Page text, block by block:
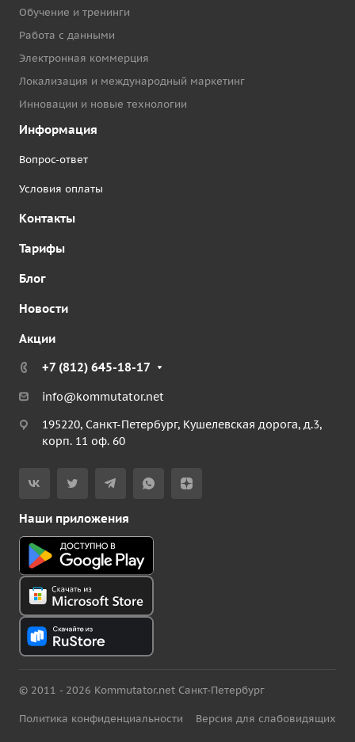
Обучение и тренинги
Работа с данными
Электронная коммерция
Локализация и международный маркетинг
Инновации и новые технологии
Информация
Вопрос-ответ
Условия оплаты
Контакты
Тарифы
Блог
Новости
Акции
+7 (812) 645-18-17
info@kommutator.net
195220, Санкт-Петербург, Кушелевская дорога, д.3,
корп. 11 оф. 60
Наши приложения
© 2011 - 2026 Kommutator.net Санкт-Петербург
Политика конфиденциальности Версия для слабовидящих